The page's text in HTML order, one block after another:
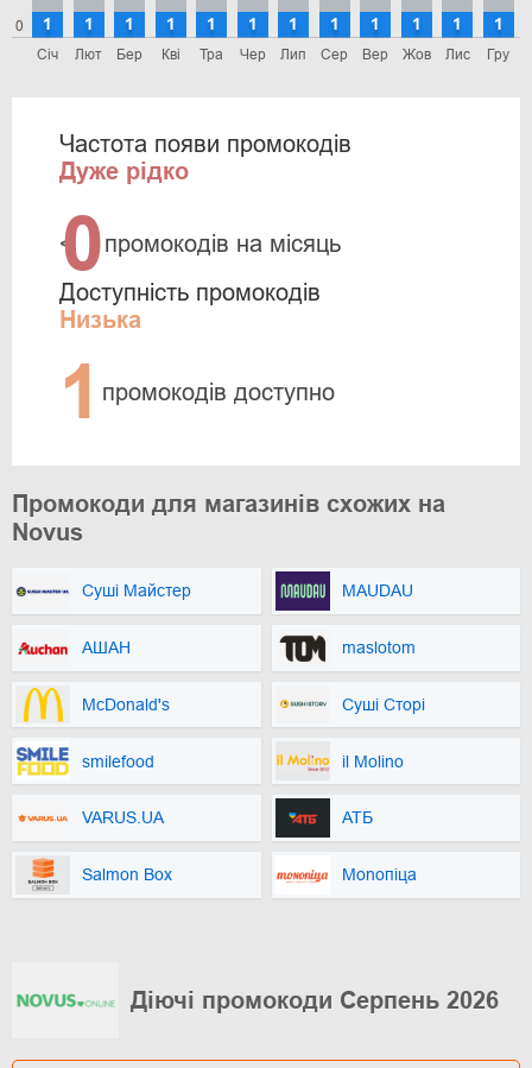
0
Січ
1
Лют
1
Бер
1
Кві
1
Тра
1
Чер
1
Лип
1
Сер
1
Вер
1
Жов
1
Лис
1
Гру
1
Частота появи промокодів
Дуже рідко
<0промокодів на місяць
Доступність промокодів
Низька
1 промокодів доступно
Промокоди для магазинів схожих на
Novus
Суші Майстер MAUDAU
АШАН maslotom
McDonald's Суші Сторі
smilefood il Molino
VARUS.UA АТБ
Salmon Box Monoпіца
Діючі промокоди Серпень 2026